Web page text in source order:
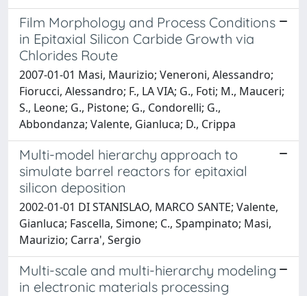
Film Morphology and Process Conditions
in Epitaxial Silicon Carbide Growth via
Chlorides Route
2007-01-01 Masi, Maurizio; Veneroni, Alessandro;
Fiorucci, Alessandro; F., LA VIA; G., Foti; M., Mauceri;
S., Leone; G., Pistone; G., Condorelli; G.,
Abbondanza; Valente, Gianluca; D., Crippa
Multi-model hierarchy approach to
simulate barrel reactors for epitaxial
silicon deposition
2002-01-01 DI STANISLAO, MARCO SANTE; Valente,
Gianluca; Fascella, Simone; C., Spampinato; Masi,
Maurizio; Carra', Sergio
Multi-scale and multi-hierarchy modeling
in electronic materials processing